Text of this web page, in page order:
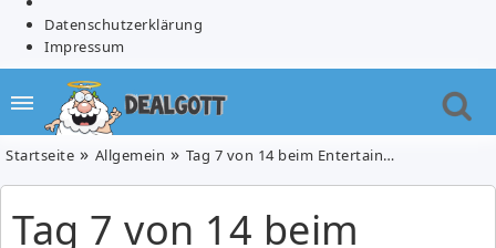
Datenschutzerklärung
Impressum
Startseite Allgemein Tag 7 von 14 beim Entertainment Osternest
Tag 7 von 14 beim